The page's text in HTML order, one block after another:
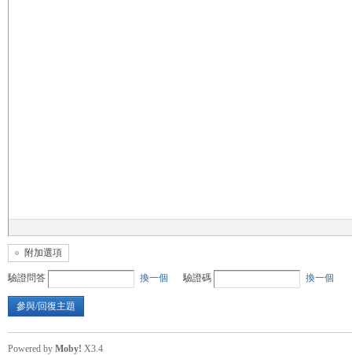
限
附加選項
驗證問答 換一個 驗證碼 換一個
參與/回復主題
Powered by Moby! X3.4